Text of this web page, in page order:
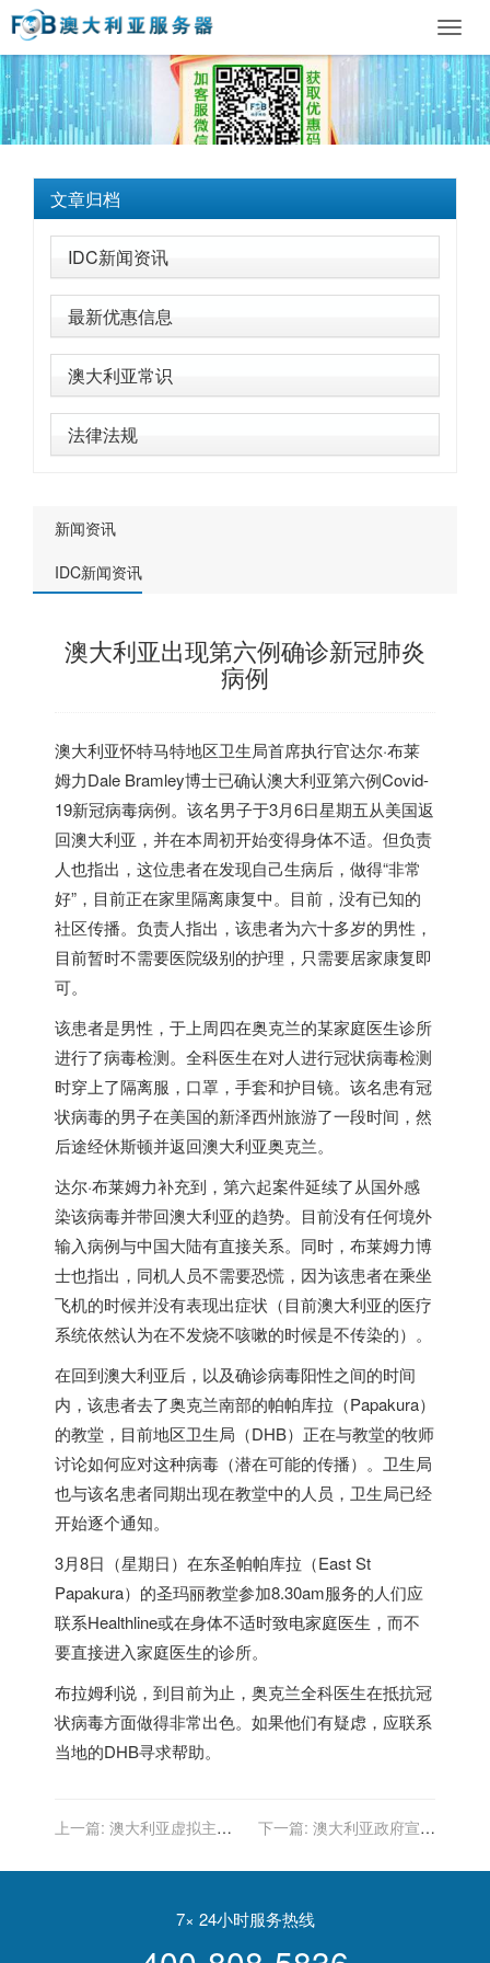
文章归档
IDC新闻资讯
最新优惠信息
澳大利亚常识
法律法规
新闻资讯
IDC新闻资讯
澳大利亚出现第六例确诊新冠肺炎
病例
澳大利亚怀特马特地区卫生局首席执行官达尔·布莱
姆力Dale Bramley博士已确认澳大利亚第六例Covid-
19新冠病毒病例。该名男子于3月6日星期五从美国返
回澳大利亚，并在本周初开始变得身体不适。但负责
人也指出，这位患者在发现自己生病后，做得“非常
好”，目前正在家里隔离康复中。目前，没有已知的
社区传播。负责人指出，该患者为六十多岁的男性，
目前暂时不需要医院级别的护理，只需要居家康复即
可。
该患者是男性，于上周四在奥克兰的某家庭医生诊所
进行了病毒检测。全科医生在对人进行冠状病毒检测
时穿上了隔离服，口罩，手套和护目镜。该名患有冠
状病毒的男子在美国的新泽西州旅游了一段时间，然
后途经休斯顿并返回澳大利亚奥克兰。
达尔·布莱姆力补充到，第六起案件延续了从国外感
染该病毒并带回澳大利亚的趋势。目前没有任何境外
输入病例与中国大陆有直接关系。同时，布莱姆力博
士也指出，同机人员不需要恐慌，因为该患者在乘坐
飞机的时候并没有表现出症状（目前澳大利亚的医疗
系统依然认为在不发烧不咳嗽的时候是不传染的）。
在回到澳大利亚后，以及确诊病毒阳性之间的时间
内，该患者去了奥克兰南部的帕帕库拉（Papakura）
的教堂，目前地区卫生局（DHB）正在与教堂的牧师
讨论如何应对这种病毒（潜在可能的传播）。卫生局
也与该名患者同期出现在教堂中的人员，卫生局已经
开始逐个通知。
3月8日（星期日）在东圣帕帕库拉（East St
Papakura）的圣玛丽教堂参加8.30am服务的人们应
联系Healthline或在身体不适时致电家庭医生，而不
要直接进入家庭医生的诊所。
布拉姆利说，到目前为止，奥克兰全科医生在抵抗冠
状病毒方面做得非常出色。如果他们有疑虑，应联系
当地的DHB寻求帮助。
上一篇: 澳大利亚虚拟主机
1200元/年
下一篇: 澳大利亚政府宣布
天
7× 24小时服务热线